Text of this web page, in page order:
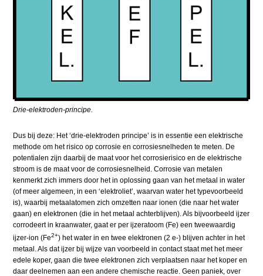
Drie-elektroden-principe.
Dus bij deze: Het ‘drie-elektroden principe’ is in essentie een elektrische
methode om het risico op corrosie en corrosiesnelheden te meten. De
potentialen zijn daarbij de maat voor het corrosierisico en de elektrische
stroom is de maat voor de corrosiesnelheid. Corrosie van metalen
kenmerkt zich immers door het in oplossing gaan van het metaal in water
(of meer algemeen, in een ‘elektroliet’, waarvan water het typevoorbeeld
is), waarbij metaalatomen zich omzetten naar ionen (die naar het water
gaan) en elektronen (die in het metaal achterblijven). Als bijvoorbeeld ijzer
corrodeert in kraanwater, gaat er per ijzeratoom (Fe) een tweewaardig
ijzer-ion (Fe2+) het water in en twee elektronen(2 e-)blijven achter in het
metaal. Als dat ijzer bij wijze van voorbeeld in contact staat met het meer
edele koper, gaan die twee elektronen zich verplaatsen naar het koper en
daar deelnemen aan een andere chemische reactie. Geen paniek, over